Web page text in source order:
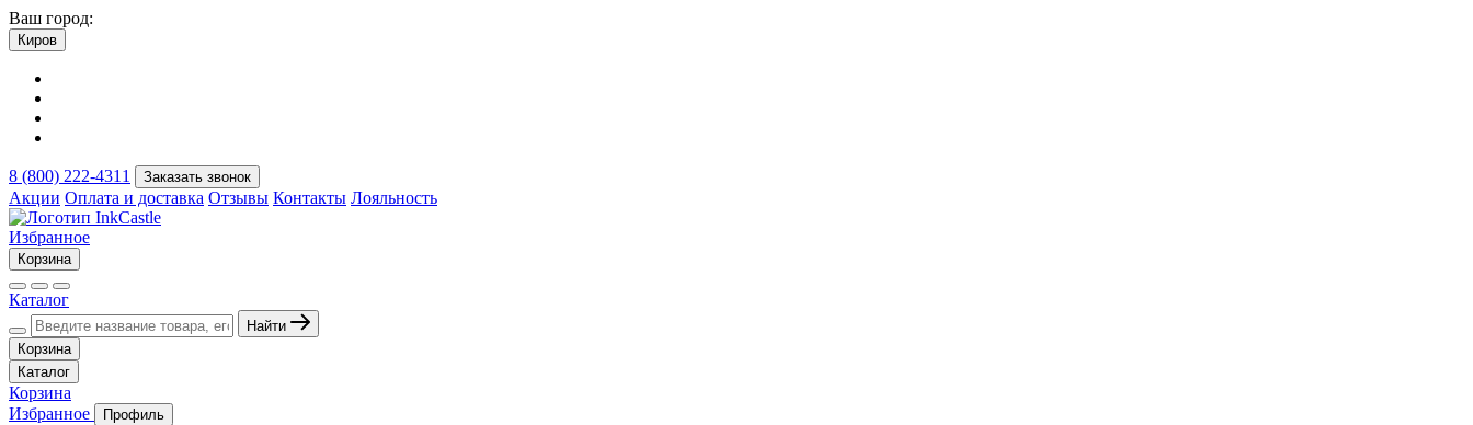
Ваш город:
Киров
8 (800) 222-4311 Заказать звонок
Акции Оплата и доставка Отзывы Контакты Лояльность
Избранное
Корзина
Каталог
Найти
Корзина
Каталог
Корзина
Избранное
Профиль